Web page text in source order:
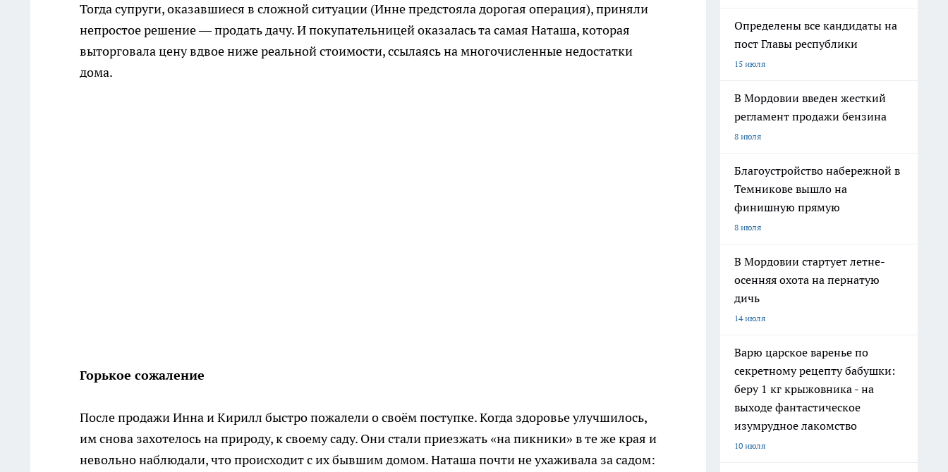
Тогда супруги, оказавшиеся в сложной ситуации (Инне предстояла дорогая операция), приняли
непростое решение — продать дачу. И покупательницей оказалась та самая Наташа, которая
выторговала цену вдвое ниже реальной стоимости, ссылаясь на многочисленные недостатки
дома.
Горькое сожаление
После продажи Инна и Кирилл быстро пожалели о своём поступке. Когда здоровье улучшилось,
им снова захотелось на природу, к своему саду. Они стали приезжать «на пикники» в те же края и
невольно наблюдали, что происходит с их бывшим домом. Наташа почти не ухаживала за садом:
Определены все кандидаты на
пост Главы республики
15 июля
В Мордовии введен жесткий
регламент продажи бензина
8 июля
Благоустройство набережной в
Темникове вышло на
финишную прямую
8 июля
В Мордовии стартует летне-
осенняя охота на пернатую
дичь
14 июля
Варю царское варенье по
секретному рецепту бабушки:
беру 1 кг крыжовника - на
выходе фантастическое
изумрудное лакомство
10 июля